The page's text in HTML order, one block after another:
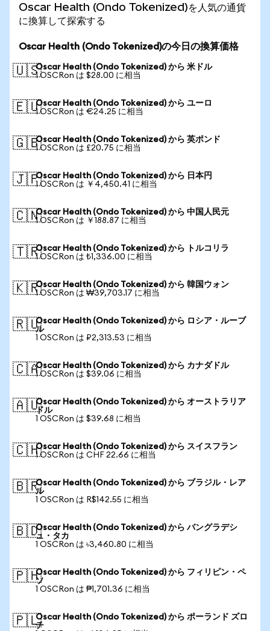
Oscar Health (Ondo Tokenized)を人気の通貨
に換算して探索する
Oscar Health (Ondo Tokenized)の今日の換算価格
🇺🇸Oscar Health (Ondo Tokenized) から 米ドル
1 OSCRon は $28.00 に相当
🇪🇺Oscar Health (Ondo Tokenized) から ユーロ
1 OSCRon は €24.25 に相当
🇬🇧Oscar Health (Ondo Tokenized) から 英ポンド
1 OSCRon は £20.75 に相当
🇯🇵Oscar Health (Ondo Tokenized) から 日本円
1 OSCRon は ￥4,450.41 に相当
🇨🇳Oscar Health (Ondo Tokenized) から 中国人民元
1 OSCRon は ￥188.87 に相当
🇹🇷Oscar Health (Ondo Tokenized) から トルコリラ
1 OSCRon は ₺1,336.00 に相当
🇰🇷Oscar Health (Ondo Tokenized) から 韓国ウォン
1 OSCRon は ₩39,703.17 に相当
🇷🇺Oscar Health (Ondo Tokenized) から ロシア・ルーブ
ル
1 OSCRon は ₽2,313.53 に相当
🇨🇦Oscar Health (Ondo Tokenized) から カナダドル
1 OSCRon は $39.06 に相当
🇦🇺Oscar Health (Ondo Tokenized) から オーストラリア
ドル
1 OSCRon は $39.68 に相当
🇨🇭Oscar Health (Ondo Tokenized) から スイスフラン
1 OSCRon は CHF 22.66 に相当
🇧🇷Oscar Health (Ondo Tokenized) から ブラジル・レア
ル
1 OSCRon は R$142.55 に相当
🇧🇩Oscar Health (Ondo Tokenized) から バングラデシ
ュ・タカ
1 OSCRon は ৳3,460.80 に相当
🇵🇭Oscar Health (Ondo Tokenized) から フィリピン・ペ
ソ
1 OSCRon は ₱1,701.36 に相当
🇵🇱Oscar Health (Ondo Tokenized) から ポーランド ズロ
チ